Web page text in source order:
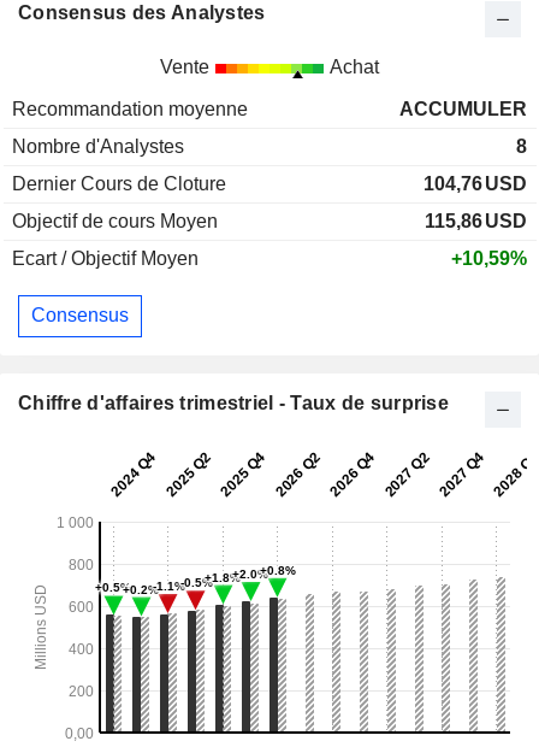
Consensus des Analystes
Vente Achat
Recommandation moyenne
ACCUMULER
Nombre d'Analystes
8
Dernier Cours de Cloture
104,76USD
Objectif de cours Moyen
115,86USD
Ecart / Objectif Moyen
+10,59%
Consensus
Chiffre d'affaires trimestriel - Taux de surprise